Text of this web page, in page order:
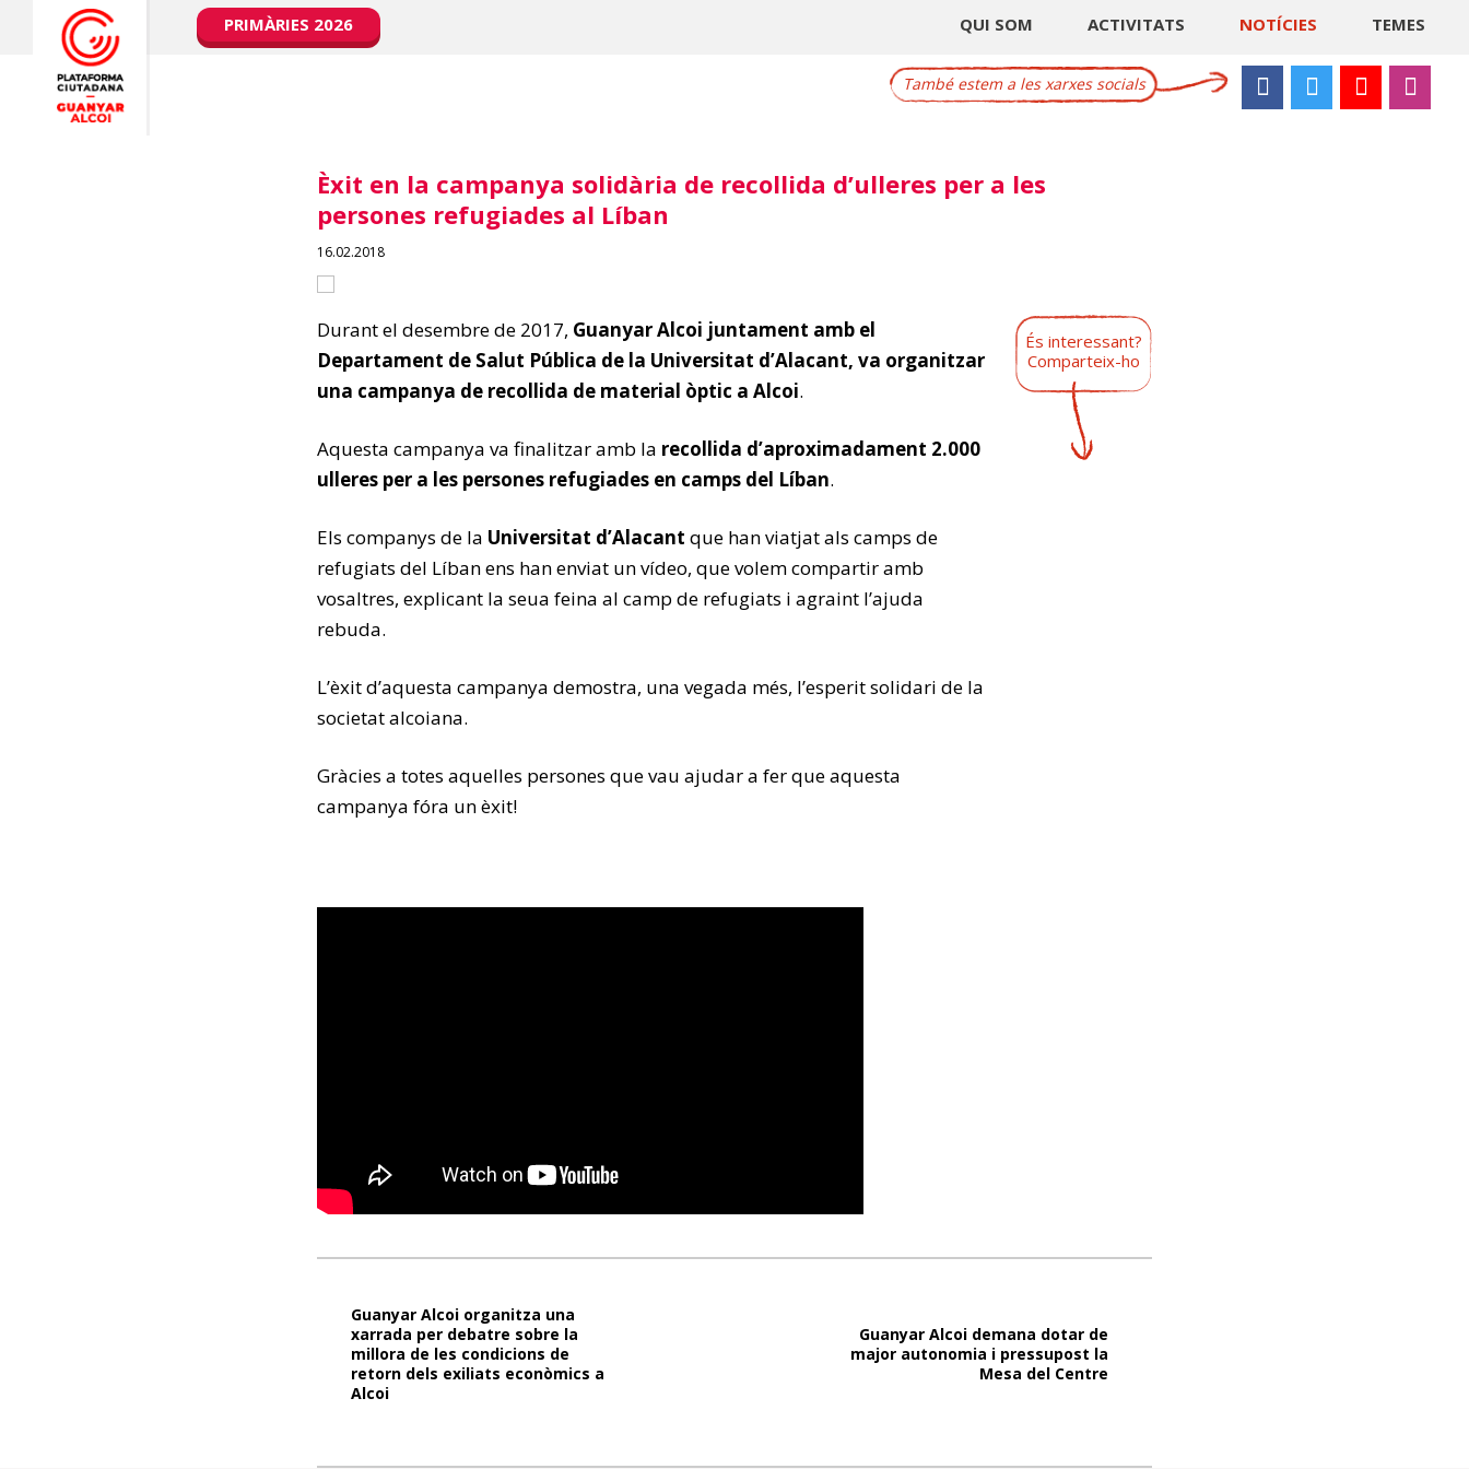
PRIMÀRIES 2026 QUI SOM ACTIVITATS NOTÍCIES TEMES
També estem a les xarxes socials
Èxit en la campanya solidària de recollida d’ulleres per a les
persones refugiades al Líban
16.02.2018
Durant el desembre de 2017, Guanyar Alcoi juntament amb el
Departament de Salut Pública de la Universitat d’Alacant, va organitzar
una campanya de recollida de material òptic a Alcoi.
Aquesta campanya va finalitzar amb la recollida d’aproximadament 2.000
ulleres per a les persones refugiades en camps del Líban.
Els companys de la Universitat d’Alacant que han viatjat als camps de
refugiats del Líban ens han enviat un vídeo, que volem compartir amb
vosaltres, explicant la seua feina al camp de refugiats i agraint l’ajuda
rebuda.
L’èxit d’aquesta campanya demostra, una vegada més, l’esperit solidari de la
societat alcoiana.
Gràcies a totes aquelles persones que vau ajudar a fer que aquesta
campanya fóra un èxit!
És interessant?
Comparteix-ho
Guanyar Alcoi demana dotar de
major autonomia i pressupost la
Mesa del Centre
Guanyar Alcoi organitza una
xarrada per debatre sobre la
millora de les condicions de
retorn dels exiliats econòmics a
Alcoi